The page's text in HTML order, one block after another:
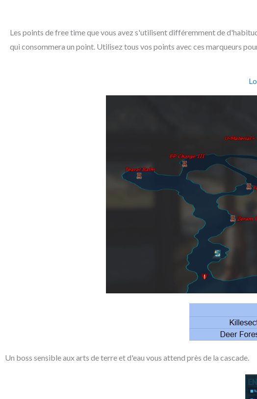
Les points de free time que vous avez s'utilisent différemment de
qui consommera un point. Utilisez tous vos points avec ces marqueurs
Un boss sensible aux arts de terre et d'eau vous attend près de la cascade.